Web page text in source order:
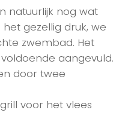
natuurlijk nog wat
gezellig druk, we
zwembad. Het
aangevuld.
door twee
voor het vlees